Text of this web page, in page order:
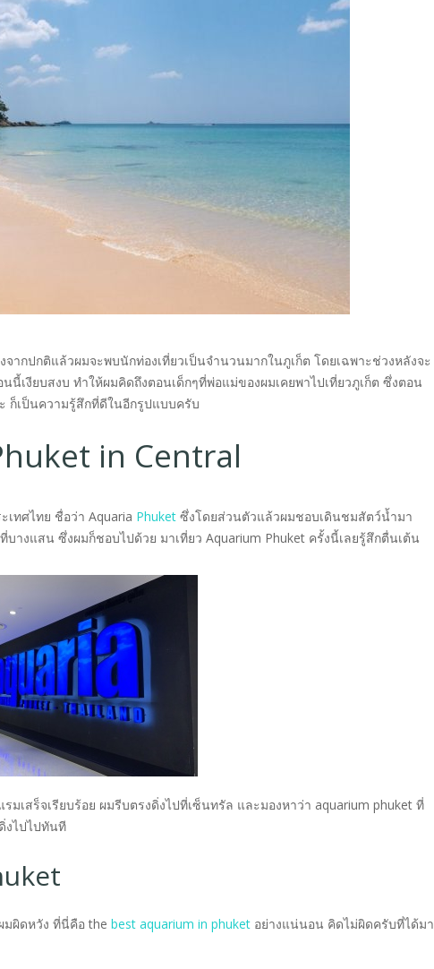
จากปกติแล้วผมจะพบนักท่องเที่ยวเป็นจำนวนมากในภูเก็ต โดยเฉพาะช่วงหลังจะ
เงียบสงบ ทำให้ผมคิดถึงตอนเด็กๆที่พ่อแม่ของผมเคยพาไปเที่ยวภูเก็ต ซึ่งตอน
ก็เป็นความรู้สึกที่ดีในอีกรูปแบบครับ
in Central
ทศไทย ชื่อว่า Aquaria Phuket ซึ่งโดยส่วนตัวแล้วผมชอบเดินชมสัตว์น้ำมา
งแสน ซึ่งผมก็ชอบไปด้วย มาเที่ยว Aquarium Phuket ครั้งนี้เลยรู้สึกตื่นเต้น
มเสร็จเรียบร้อย ผมรีบตรงดิ่งไปที่เซ็นทรัล และมองหาว่า aquarium phuket ที่
งไปไปทันที
ผิดหวัง ที่นี่คือ the best aquarium in phuket อย่างแน่นอน คิดไม่ผิดครับที่ได้มา